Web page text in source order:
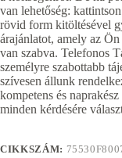
van lehetőség:
rövid form kitöltésével
árajánlatot, amely az
van szabva. Telefonos
személyre szabottabb
szívesen állunk
kompetens és
minden kérdésére
CIKKSZÁM: